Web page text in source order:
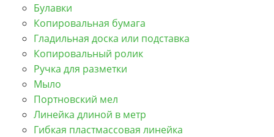
Булавки
Копировальная бумага
Гладильная доска или подставка
Копировальный ролик
Ручка для разметки
Мыло
Портновский мел
Линейка длиной в метр
Гибкая пластмассовая линейка